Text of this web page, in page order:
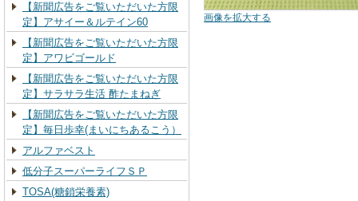
【新聞広告をご覧いただいた方限
定】アサイー＆ルテイン60
【新聞広告をご覧いただいた方限
定】アワビゴールド
【新聞広告をご覧いただいた方限
定】サラサラ生活 酢たまねぎ
【新聞広告をご覧いただいた方限
定】毎日歩幸(まいにちあるこう）
アルファベスト
低分子スーパーライフＳＰ
TOSA(糖鎖栄養素)
画像を拡大する